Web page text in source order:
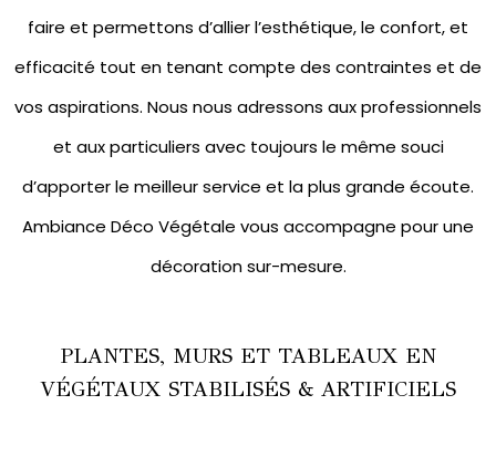
faire et permettons d’allier l’esthétique, le confort, et
efficacité tout en tenant compte des contraintes et de
vos aspirations. Nous nous adressons aux professionnels
et aux particuliers avec toujours le même souci
d’apporter le meilleur service et la plus grande écoute.
Ambiance Déco Végétale vous accompagne pour une
décoration sur-mesure.
PLANTES, MURS ET TABLEAUX EN
VÉGÉTAUX STABILISÉS & ARTIFICIELS